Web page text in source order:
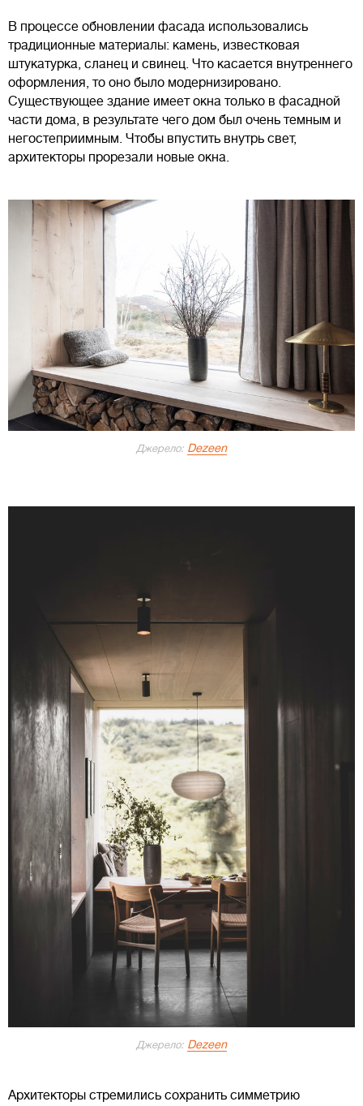
В процессе обновлении фасада использовались
традиционные материалы: камень, известковая
штукатурка, сланец и свинец. Что касается внутреннего
оформления, то оно было модернизировано.
Существующее здание имеет окна только в фасадной
части дома, в результате чего дом был очень темным и
негостеприимным. Чтобы впустить внутрь свет,
архитекторы прорезали новые окна.
Джерело: Dezeen
Джерело: Dezeen
Архитекторы стремились сохранить симметрию